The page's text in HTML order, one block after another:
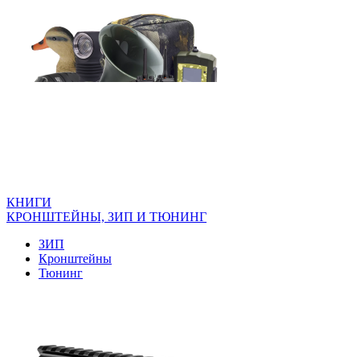
КНИГИ
КРОНШТЕЙНЫ, ЗИП И ТЮНИНГ
ЗИП
Кронштейны
Тюнинг